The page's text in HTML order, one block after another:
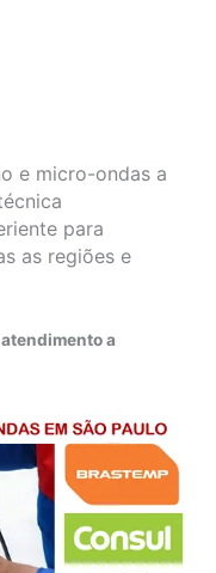
e micro-ondas a
para
as regiões e
a